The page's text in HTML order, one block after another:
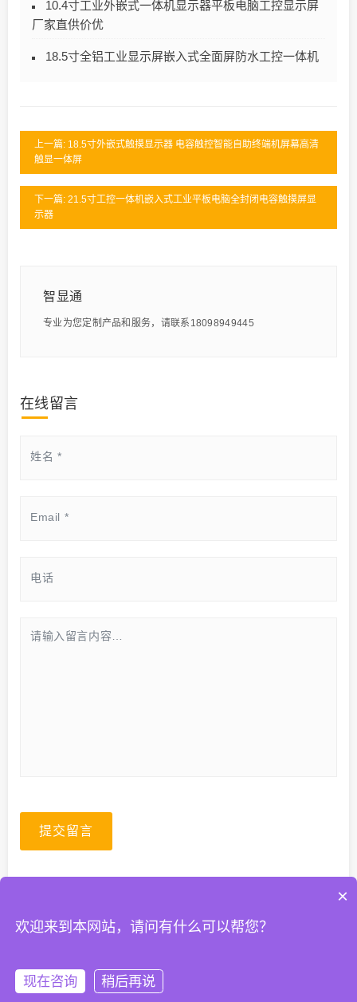
10.4寸工业外嵌式一体机显示器平板电脑工控显示屏
厂家直供价优
18.5寸全铝工业显示屏嵌入式全面屏防水工控一体机
上一篇: 18.5寸外嵌式触摸显示器 电容触控智能自助终端机屏幕高清
触显一体屏
下一篇: 21.5寸工控一体机嵌入式工业平板电脑全封闭电容触摸屏显
示器
智显通
专业为您定制产品和服务，请联系18098949445
在线留言
提交留言
×
欢迎来到本网站，请问有什么可以帮您？
现在咨询 稍后再说